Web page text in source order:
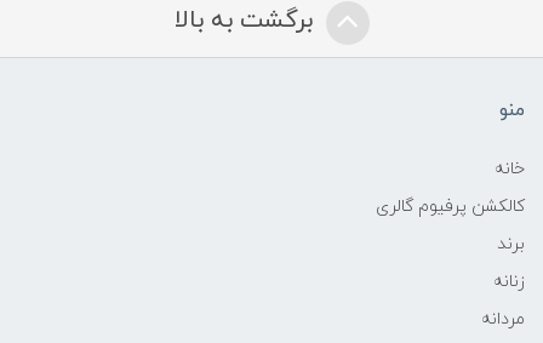
برگشت به بالا
منو
خانه
کالکشن پرفیوم گالری
برند
زنانه
مردانه